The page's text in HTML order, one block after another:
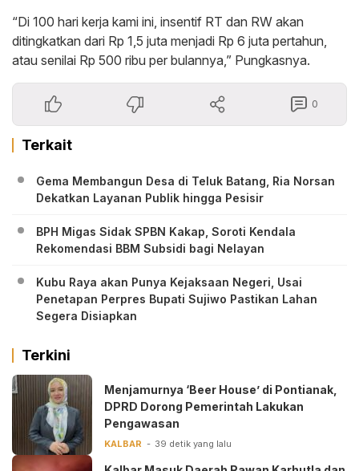
“Di 100 hari kerja kami ini, insentif RT dan RW akan
ditingkatkan dari Rp 1,5 juta menjadi Rp 6 juta pertahun,
atau senilai Rp 500 ribu per bulannya,” Pungkasnya.
0
Terkait
Gema Membangun Desa di Teluk Batang, Ria Norsan
Dekatkan Layanan Publik hingga Pesisir
BPH Migas Sidak SPBN Kakap, Soroti Kendala
Rekomendasi BBM Subsidi bagi Nelayan
Kubu Raya akan Punya Kejaksaan Negeri, Usai
Penetapan Perpres Bupati Sujiwo Pastikan Lahan
Segera Disiapkan
Terkini
Menjamurnya ‘Beer House’ di Pontianak,
DPRD Dorong Pemerintah Lakukan
Pengawasan
KALBAR 39 detik yang lalu